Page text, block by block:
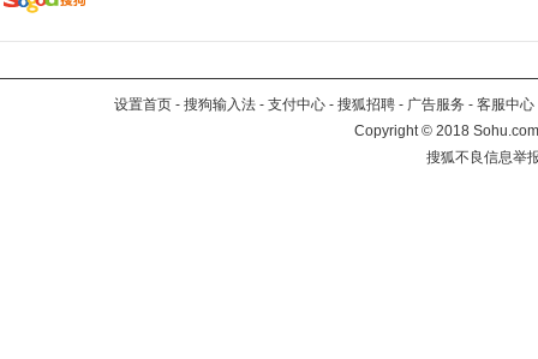
设置首页 - 搜狗输入法 - 支付中心 - 搜狐招聘 - 广告服务 - 客服中心
Copyright©2018
搜狐不良信息举